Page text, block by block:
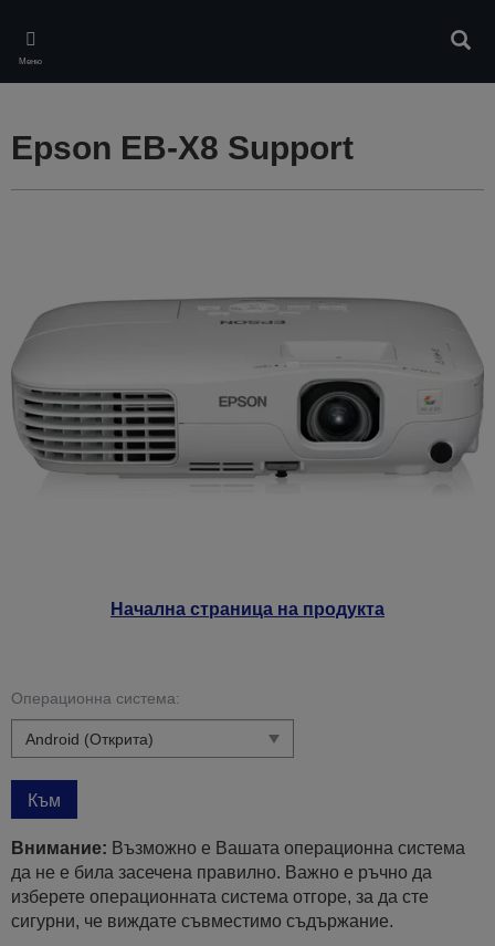
main
content
Меню
Начална страница на продукта
Epson EB-X8 Support
Операционна система:
Към
Внимание: Възможно е Вашата операционна система
да не е била засечена правилно. Важно е ръчно да
изберете операционната система отгоре, за да сте
сигурни, че виждате съвместимо съдържание.